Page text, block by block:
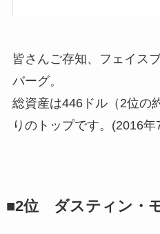
皆さんご存知、フェイス
バーグ。
総資産は446ドル（2位の
りのトップです。(2016年
■2位 ダスティン・